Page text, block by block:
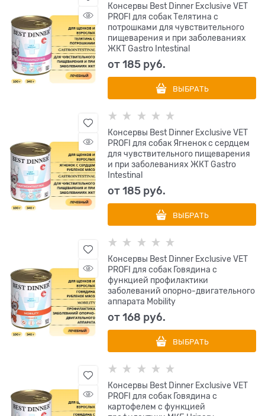
Консервы Best Dinner Exclusive VET
PROFI для собак Телятина с
потрошками для чувствительного
пищеварения и при заболеваниях
ЖКТ Gastro Intestinal
от185 руб.
ВЫБРАТЬ
Консервы Best Dinner Exclusive VET
PROFI для собак Ягненок с сердцем
для чувствительного пищеварения
и при заболеваниях ЖКТ Gastro
Intestinal
от185 руб.
ВЫБРАТЬ
Консервы Best Dinner Exclusive VET
PROFI для собак Говядина с
функцией профилактики
заболеваний опорно-двигательного
аппарата Mobility
от168 руб.
ВЫБРАТЬ
Консервы Best Dinner Exclusive VET
PROFI для собак Говядина с
картофелем с функцией